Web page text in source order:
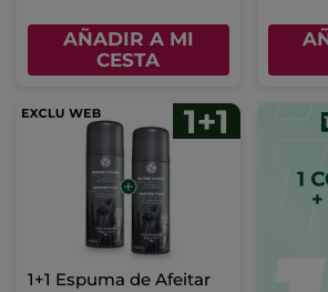
AÑADIR A MI
CESTA
1+1 Espuma de Afeitar